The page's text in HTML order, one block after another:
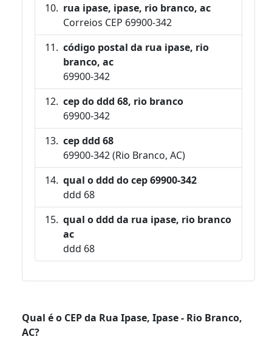
rua ipase, ipase, rio branco, ac
Correios CEP 69900-342
código postal da rua ipase, rio
branco, ac
69900-342
cep do ddd 68, rio branco
69900-342
cep ddd 68
69900-342 (Rio Branco, AC)
qual o ddd do cep 69900-342
ddd 68
qual o ddd da rua ipase, rio branco
ac
ddd 68
Qual é o CEP da Rua Ipase, Ipase - Rio Branco,
AC?